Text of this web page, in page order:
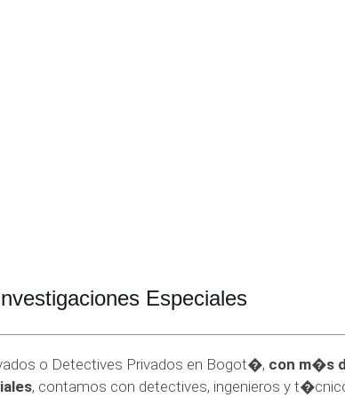
Especiales
o Detectives Privados en Bogot�, con m�s
, contamos con detectives, ingenieros y